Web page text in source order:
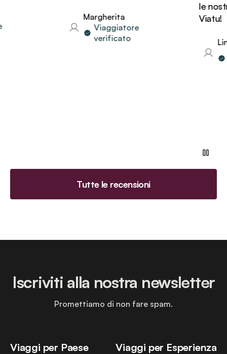
Margherita
Viaggiatore
verificato
le
Viatu!
Tutte le recensioni
Viaggi per Paese Viaggi per Esperienza
Iscriviti alla nostra newsletter
Promettiamo di non fare spam.